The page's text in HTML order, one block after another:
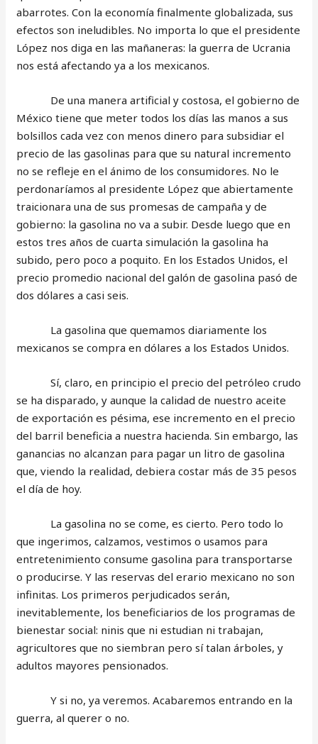
abarrotes. Con la economía finalmente globalizada, sus
efectos son ineludibles. No importa lo que el presidente
López nos diga en las mañaneras: la guerra de Ucrania
nos está afectando ya a los mexicanos.
De una manera artificial y costosa, el gobierno de
México tiene que meter todos los días las manos a sus
bolsillos cada vez con menos dinero para subsidiar el
precio de las gasolinas para que su natural incremento
no se refleje en el ánimo de los consumidores. No le
perdonaríamos al presidente López que abiertamente
traicionara una de sus promesas de campaña y de
gobierno: la gasolina no va a subir. Desde luego que en
estos tres años de cuarta simulación la gasolina ha
subido, pero poco a poquito. En los Estados Unidos, el
precio promedio nacional del galón de gasolina pasó de
dos dólares a casi seis.
La gasolina que quemamos diariamente los
mexicanos se compra en dólares a los Estados Unidos.
Sí, claro, en principio el precio del petróleo crudo
se ha disparado, y aunque la calidad de nuestro aceite
de exportación es pésima, ese incremento en el precio
del barril beneficia a nuestra hacienda. Sin embargo, las
ganancias no alcanzan para pagar un litro de gasolina
que, viendo la realidad, debiera costar más de 35 pesos
el día de hoy.
La gasolina no se come, es cierto. Pero todo lo
que ingerimos, calzamos, vestimos o usamos para
entretenimiento consume gasolina para transportarse
o producirse. Y las reservas del erario mexicano no son
infinitas. Los primeros perjudicados serán,
inevitablemente, los beneficiarios de los programas de
bienestar social: ninis que ni estudian ni trabajan,
agricultores que no siembran pero sí talan árboles, y
adultos mayores pensionados.
Y si no, ya veremos. Acabaremos entrando en la
guerra, al querer o no.